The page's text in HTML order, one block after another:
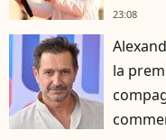
23:08
la